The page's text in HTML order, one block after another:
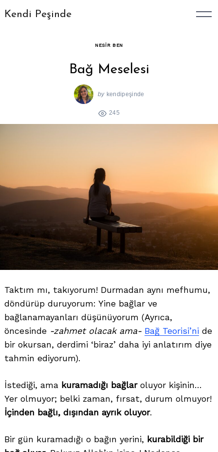
to
Kendi Peşinde
NESIR BEN
Bağ Meselesi
by kendipeşinde
245
Taktım mı, takıyorum! Durmadan aynı mefhumu,
döndürüp duruyorum: Yine bağlar ve
bağlanamayanları düşünüyorum (Ayrıca,
öncesinde -zahmet olacak ama- Bağ Teorisi’ni de
bir okursan, derdimi ‘biraz’ daha iyi anlatırım diye
tahmin ediyorum).
İstediği, ama kuramadığı bağlaroluyor kişinin…
Yer olmuyor; belki zaman, fırsat, durum olmuyor!
İçinden bağlı, dışından ayrık oluyor.
Bir gün kuramadığı o bağın yerini, kurabildiği bir